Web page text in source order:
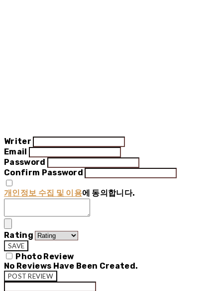
Writer
Email
Password
Confirm Password
개인정보 수집 및 이용에 동의합니다.
Rating
SAVE
Photo Review
No Reviews Have Been Created.
POST REVIEW